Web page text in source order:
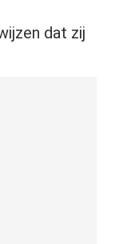
dat zij